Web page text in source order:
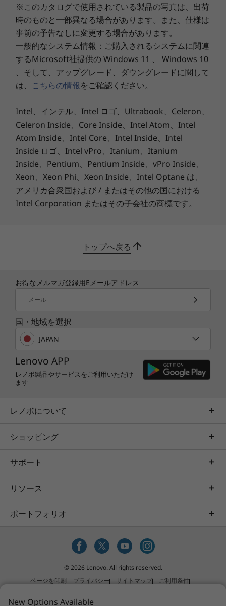
次のお気に入りのゲームを見つけよう
Xbox Game Passで100 を超える高品質なゲーム
をプレイしよう。ゲームは常に追加されているの
をご覧ください。
15.6型 FHD IPS液晶 (1920x1080ドット、約1,677
明に再現された圧倒的なビジュアルと、Nahimic
※このカタログで使用されている製品の写真は、出荷
時のものと一部異なる場合があります。また、仕様は
事前の予告なしに変更する場合があります。
一般的なシステム情報：ご購入されるシステムに関連
するMicrosoft社提供の Windows 11 、 Windows 10
、そして、アップグレード、ダウングレードに関して
は、 こちらの情報をご確認ください。
Intel、インテル、Intel ロゴ、Ultrabook、Celeron、
Celeron Inside、Core Inside、Intel Atom、Intel
Atom Inside、Intel Core、Intel Inside、Intel
Inside ロゴ、Intel vPro、Itanium、Itanium
Inside、Pentium、Pentium Inside、vPro Inside、
Xeon、Xeon Phi、Xeon Inside、Intel Optane は、
アメリカ合衆国および / またはその他の国における
Intel Corporation またはその子会社の商標です。
トップへ戻る
お得なメルマガ登録用Eメールアドレス
メール
国・地域を選択
JAPAN
Lenovo APP
レノボ製品やサービスをご利用いただけ
ます
レノボについて
ショッピング
サポート
リソース
ポートフォリオ
© 2026 Lenovo. All rights reserved.
ページを印刷
プライバシー サイトマップ
ご利用条件
New Options Available